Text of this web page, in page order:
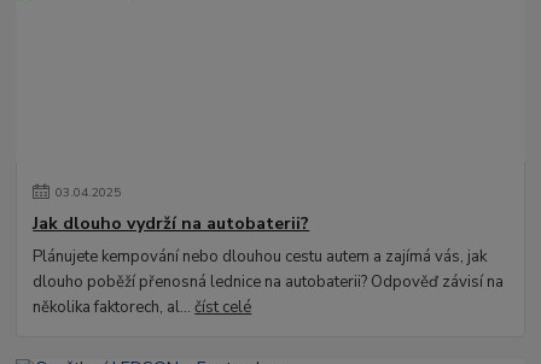
03.04.2025
Jak dlouho vydrží na autobaterii?
Plánujete kempování nebo dlouhou cestu autem a zajímá vás, jak
dlouho poběží přenosná lednice na autobaterii? Odpověď závisí na
několika faktorech, al...číst celé